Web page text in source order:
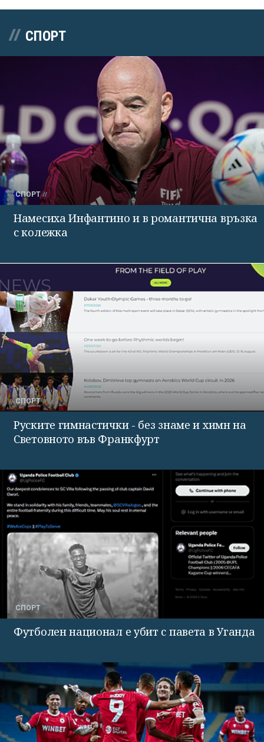
СПОРТ
СПОРТ
Намесиха Инфантино и в романтична връзка
с колежка
СПОРТ
Руските гимнастички - без знаме и химн на
Световното във Франкфурт
СПОРТ
Футболен национал е убит с павета в Уганда